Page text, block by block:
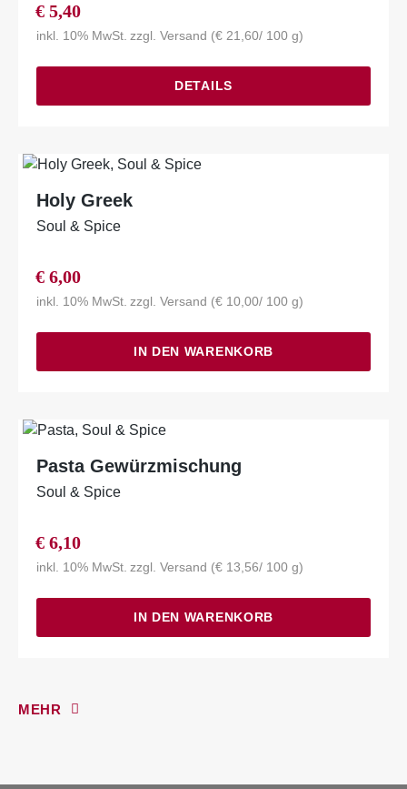
€ 5,40
inkl. 10% MwSt. (€21,60/ 100 g)
zzgl.Versand
DETAILS
Holy Greek
Soul & Spice
€ 6,00
inkl. 10% MwSt. (€10,00/ 100 g)
zzgl.Versand
IN DEN WARENKORB
Pasta Gewürzmischung
Soul & Spice
€ 6,10
inkl. 10% MwSt. (€13,56/ 100 g)
zzgl.Versand
IN DEN WARENKORB
MEHR